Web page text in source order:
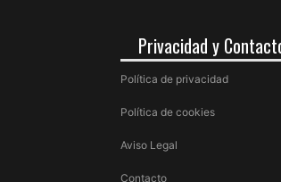
Privacidad y
Política de privacidad
Política de cookies
Aviso Legal
Contacto